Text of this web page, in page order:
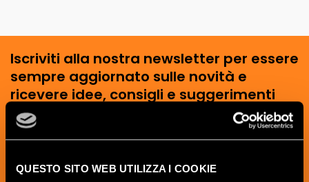
QUESTO SITO WEB UTILIZZA I COOKIE
Iscriviti alla nostra newsletter per essere
sempre aggiornato sulle novità e
ricevere idee, consigli e suggerimenti
del mondo della ceramica e dell’interior
design.